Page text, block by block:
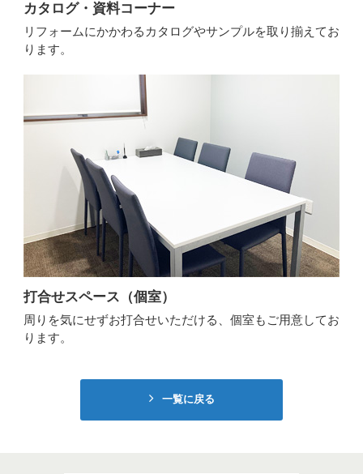
カタログ・資料コーナー
リフォームにかかわるカタログやサンプルを取り揃えてお
ります。
打合せスペース（個室）
周りを気にせずお打合せいただける、個室もご用意してお
ります。
一覧に戻る